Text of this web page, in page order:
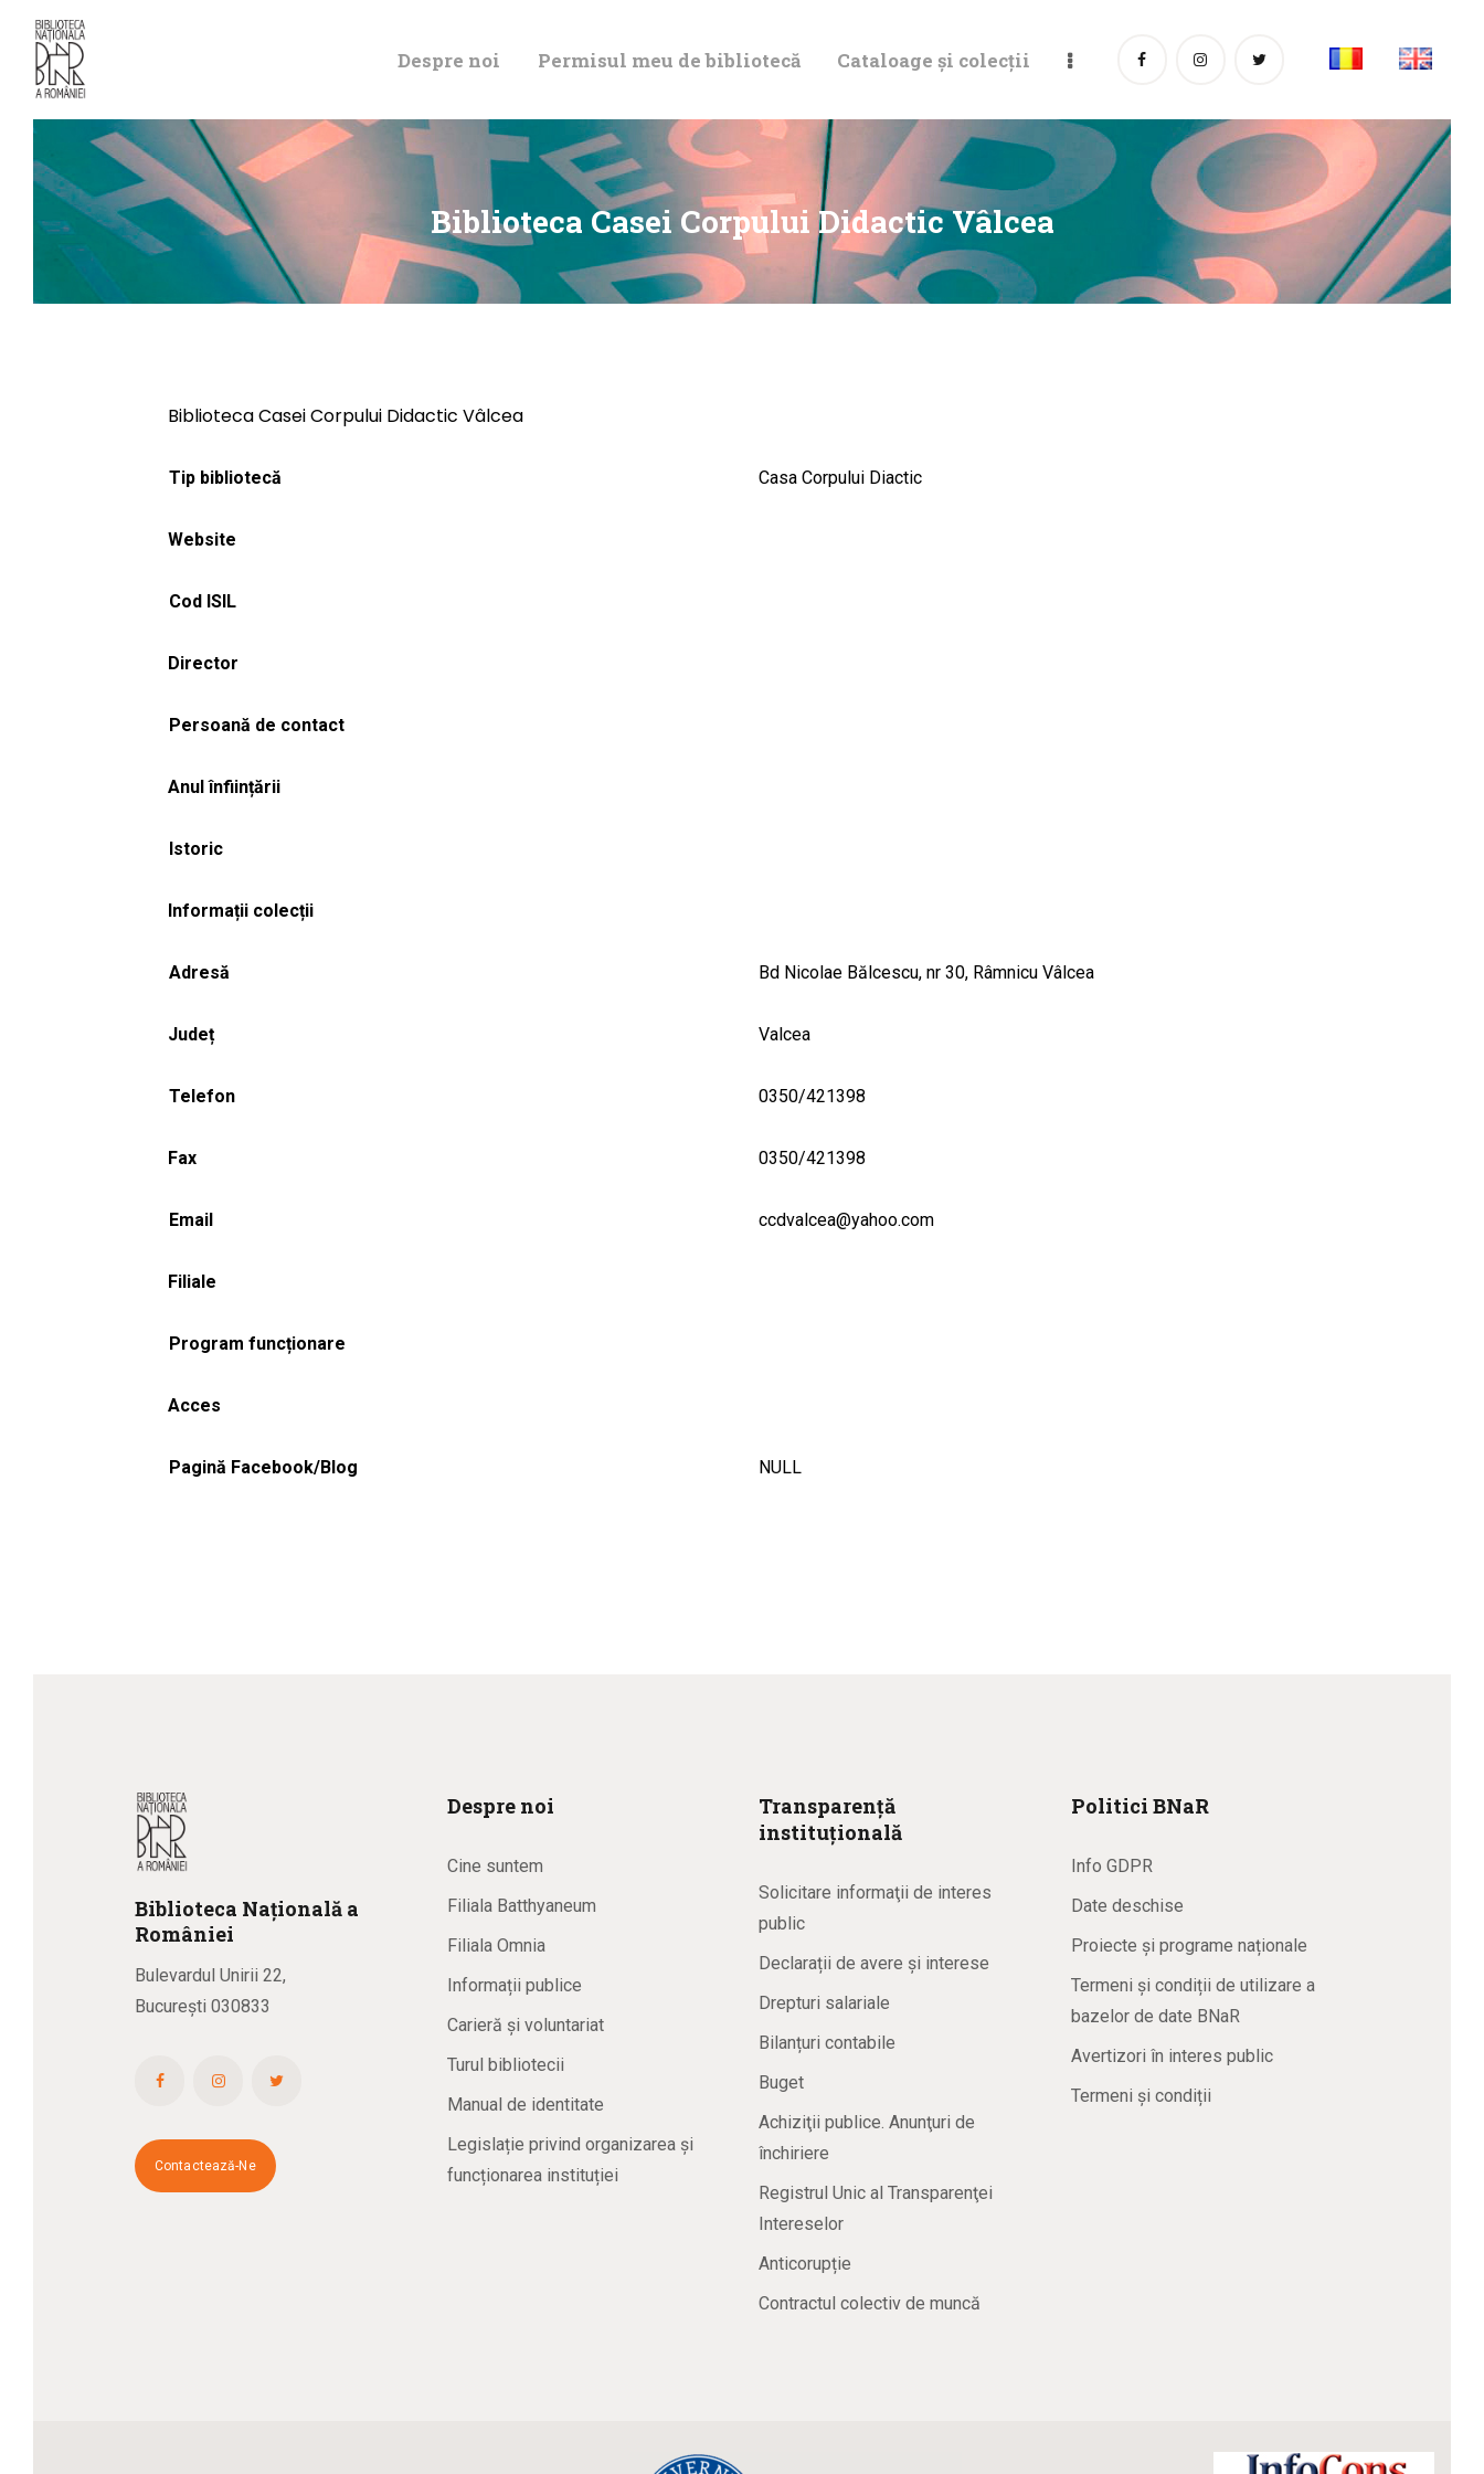
Despre noi Permisul meu de bibliotecă Cataloage și colecții
Biblioteca Casei Corpului Didactic Vâlcea
DE BIBLIOTECĂ
CATALOAGE ȘI
COLECȚII
Biblioteca Casei Corpului Didactic Vâlcea
Tip bibliotecă Casa Corpului Diactic
Website
Cod ISIL
Director
Persoană de contact
Anul înființării
Istoric
Informații colecții
Adresă Bd Nicolae Bălcescu, nr 30, Râmnicu Vâlcea
Județ Valcea
Telefon 0350/421398
Fax 0350/421398
Email ccdvalcea@yahoo.com
Filiale
Program funcționare
Acces
Pagină Facebook/Blog NULL
Biblioteca Națională a
României
Bulevardul Unirii 22,
București 030833
Contactează-Ne
Despre noi
Cine suntem
Filiala Batthyaneum
Filiala Omnia
Informații publice
Carieră și voluntariat
Turul bibliotecii
Manual de identitate
Legislație privind organizarea și
funcționarea instituției
Transparență
instituțională
Solicitare informaţii de interes
public
Declarații de avere și interese
Drepturi salariale
Bilanțuri contabile
Buget
Achiziţii publice. Anunţuri de
închiriere
Registrul Unic al Transparenţei
Intereselor
Anticorupție
Contractul colectiv de muncă
Politici BNaR
Info GDPR
Date deschise
Proiecte și programe naționale
Termeni și condiții de utilizare a
bazelor de date BNaR
Avertizori în interes public
Termeni și condiții